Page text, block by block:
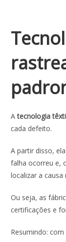
Atecnologia
cada defeito.
A partir disso, ela
falha ocorreu e,
localizar a
Ou seja, as
certificações e
Resumindo: com